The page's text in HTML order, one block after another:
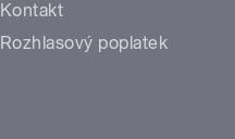
Kontakt
Rozhlasový poplatek